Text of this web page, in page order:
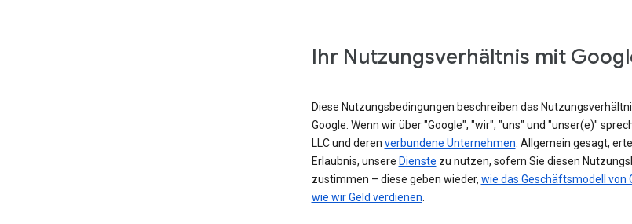
Ihr Nutzungsverhältnis mit
Diese Nutzungsbedingungen beschreiben das
Google. Wenn wir über "Google", "wir", "uns" und "unser(e)"
LLC und deren verbundene Unternehmen. Allgemein gesagt,
Erlaubnis, unsere Dienste zu nutzen, sofern Sie diesen
zustimmen – diese geben wieder, wie das Geschäftsmodell von
wie wir Geld verdienen.